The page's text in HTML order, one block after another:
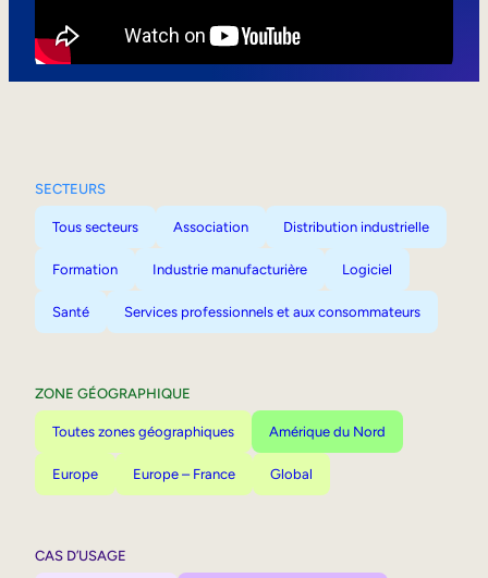
SECTEURS
Tous secteurs Association Distribution industrielle
Formation Industrie manufacturière Logiciel
Santé Services professionnels et aux consommateurs
ZONE GÉOGRAPHIQUE
Toutes zones géographiques Amérique du Nord
Europe Europe – France Global
CAS D’USAGE